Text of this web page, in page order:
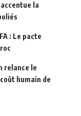
accentue la
: Le pacte
relance le
humain de